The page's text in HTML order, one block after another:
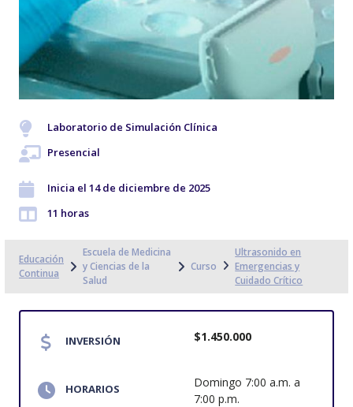
Laboratorio de Simulación Clínica
Presencial
Inicia el 14 de diciembre de 2025
11 horas
Educación
Continua
Escuela de Medicina
y Ciencias de la
Salud
Curso
Ultrasonido en
Emergencias y
Cuidado Crítico
INVERSIÓN $1.450.000
HORARIOS
Domingo 7:00 a.m. a
7:00 p.m.